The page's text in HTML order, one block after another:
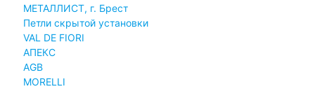
МЕТАЛЛИСТ, г. Брест
Петли скрытой установки
VAL DE FIORI
АПЕКС
AGB
MORELLI